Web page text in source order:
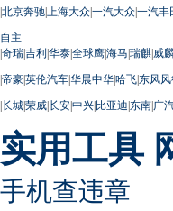
|北京奔驰| 上海大众|一汽大众|一汽丰
自主
|奇瑞|吉利|华泰|全球鹰|海马|瑞麒|威
|帝豪|英伦汽车|华晨中华|哈飞|东风
|长城|荣威|长安|中兴|比亚迪|东南|广
实用工具
手机查违章